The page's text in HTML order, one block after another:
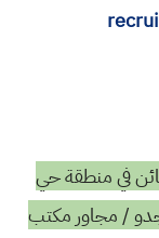
في منطقة حي
/ مجاور مكتب